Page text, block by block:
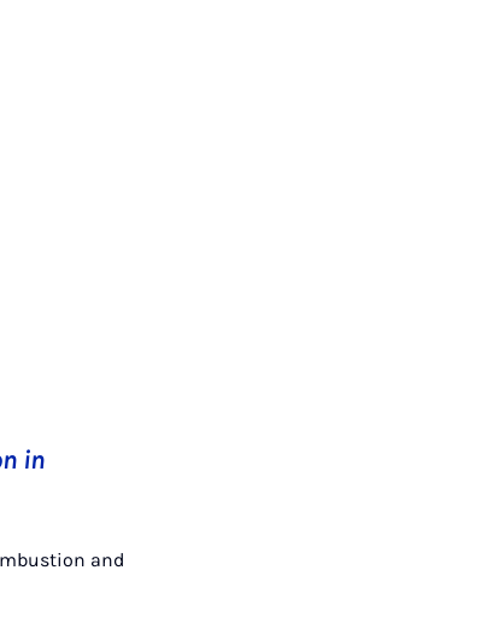
in
and